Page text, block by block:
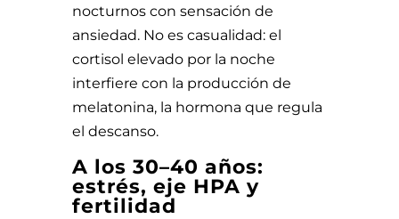
nocturnos con sensación de
ansiedad. No es casualidad: el
cortisol elevado por la noche
interfiere con la producción de
melatonina, la hormona que regula
el descanso.
A los 30–40 años:
estrés, eje HPA y
fertilidad